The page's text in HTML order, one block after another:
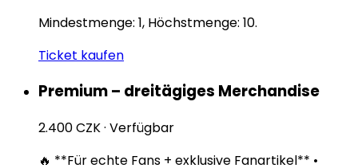
Mindestmenge: 1, Höchstmenge: 10.
Ticket kaufen
Premium – dreitägiges Merchandise
2.400 CZK· Verfügbar
🔥 **Für echte Fans + exklusive Fanartikel** •